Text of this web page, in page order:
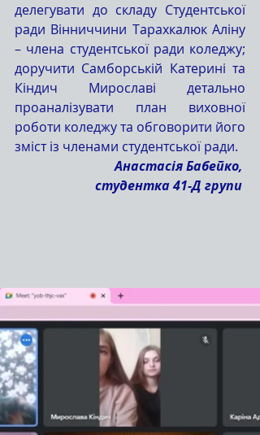
делегувати до складу Студентської
ради Вінниччини Тарахкалюк Аліну
– члена студентської ради коледжу;
доручити Самборській Катерині та
Кіндич Мирославі детально
проаналізувати план виховної
роботи коледжу та обговорити його
зміст із членами студентської ради.
Анастасія Бабейко,
студентка 41-Д групи